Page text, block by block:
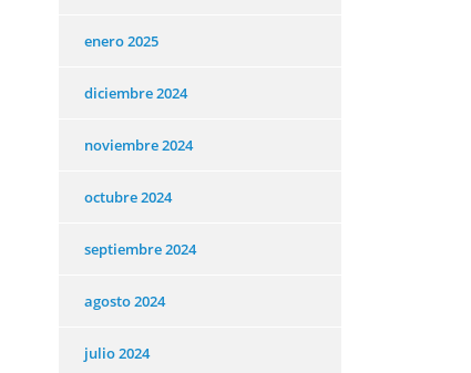
enero 2025
diciembre 2024
noviembre 2024
octubre 2024
septiembre 2024
agosto 2024
julio 2024